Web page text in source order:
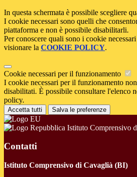
In questa schermata è possibile scegliere
I cookie necessari sono quelli che
piattaforma e non è possibile disabilitarli.
Per conoscere quali sono i cookie
visionare la COOKIE POLICY.
Cookie necessari per il funzionamento
I cookie necessari per il funzionamento
disabilitati. È possibile consultare l'elenco
policy.
Accetta tutti Salva le preferenze
Istituto Comprensivo
Contatti
Istituto Comprensivo di Cavaglià (BI)